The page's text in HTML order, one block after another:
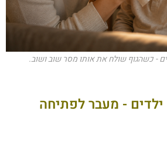
- כשהגוף שולח את אותו מסר שוב ושוב.
- מעבר לפתיחה